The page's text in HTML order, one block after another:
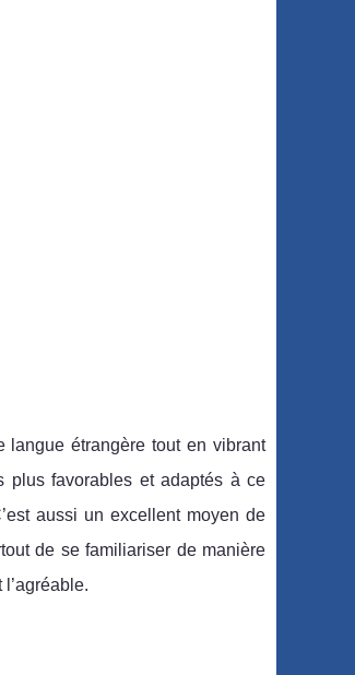
langue étrangère tout en vibrant
plus favorables et adaptés à ce
aussi un excellent moyen de
de se familiariser de manière